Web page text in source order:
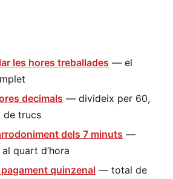
les hores treballades — el
decimals — divideix per 60,
de trucs
dels 7 minuts —
quart d’hora
quinzenal — total de